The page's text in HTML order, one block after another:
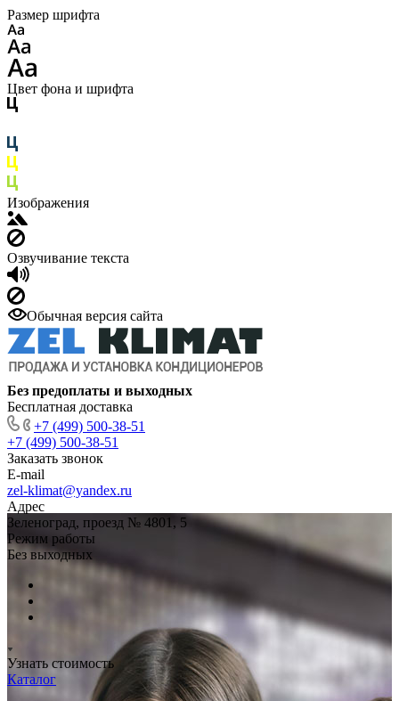
Размер шрифта
Цвет фона и шрифта
Изображения
Озвучивание текста
Обычная версия сайта
Без предоплаты и выходных
Бесплатная доставка
+7 (499) 500-38-51
+7 (499) 500-38-51
Заказать звонок
E-mail
zel-klimat@yandex.ru
Адрес
Зеленоград, проезд № 4801, 5
Режим работы
Без выходных
Узнать стоимость
Каталог